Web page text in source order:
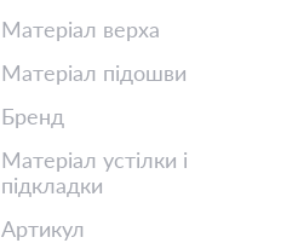
Матеріал верха
Матеріал підошви
Бренд
Матеріал устілки і
підкладки
Артикул